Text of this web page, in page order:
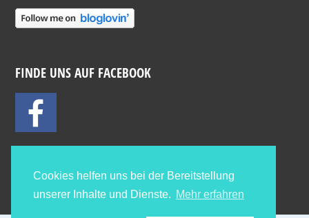
Cookies helfen uns bei der Bereitstellung
unserer Inhalte und Dienste. Mehr erfahren
FINDE UNS AUF FACEBOOK